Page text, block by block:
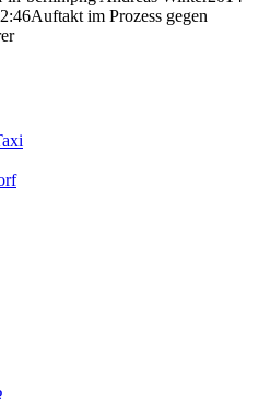
Auftakt im Prozess gegen